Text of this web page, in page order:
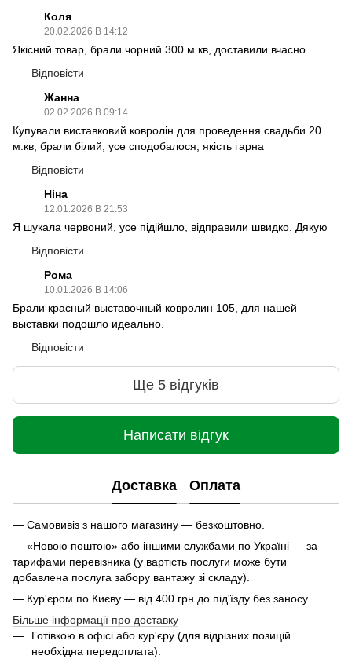
Коля
20.02.2026 В 14:12
Якісний товар, брали чорний 300 м.кв, доставили вчасно
Відповісти
Жанна
02.02.2026 В 09:14
Купували виставковий ковролін для проведення свадьби 20
м.кв, брали білий, усе сподобалося, якість гарна
Відповісти
Ніна
12.01.2026 В 21:53
Я шукала червоний, усе підійшло, відправили швидко. Дякую
Відповісти
Рома
10.01.2026 В 14:06
Брали красный выставочный ковролин 105, для нашей
выставки подошло идеально.
Відповісти
Ще 5 відгуків
Написати відгук
Доставка Оплата
— Самовивіз з нашого магазину — безкоштовно.
— «Новою поштою» або іншими службами по Україні — за
тарифами перевізника (у вартість послуги може бути
добавлена послуга забору вантажу зі складу).
— Кур'єром по Києву — від 400 грн до під'їзду без заносу.
Більше інформації про доставку
Готівкою в офісі або кур'єру (для відрізних позицій
необхідна передоплата).